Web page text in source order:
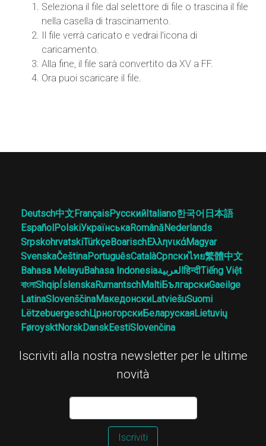
Seleziona il file dal selettore di file o trascina il file
nella casella di trascinamento.
Il file verrà caricato e vedrai l'icona di
caricamento.
Alla fine, il file sarà convertito da XV a FF.
Ora puoi scaricare il file.
Deutsch中文FrançaisРусскийItaliano한국어 日本語
EspañolPolskiУкраїнськаRomânăNederlands
SrpskohrvatskiTürkçeBoarischΕλληνικάMagyar
SvenskaČeštinaPortuguêsCatalàСрпскиไทย繁體中文
Bahasa MelayuBahasa Indonesiaالعربيةहिन्दीTiếng Việt
বাংলাShqipÍslenskaRumantschMaltiБългарскиGaeilge
LatinaSlovenščinaМакедонскиLatviešuSuomi
LëtzebuergeschЦрногорскиБеларускаяLietuvių
FøroysktNorskDanskEestiSlovenčina
Iscriviti alla nostra newsletter per le ultime
novità
Iscriviti